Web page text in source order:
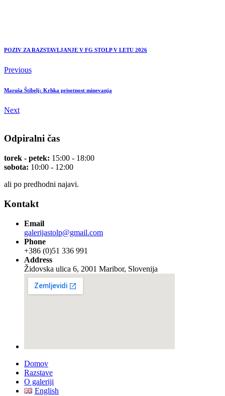
POZIV ZA RAZSTAVLJANJE V FG STOLP V LETU 2026
Previous
Maruša Štibelj: Krhka prisotnost minevanja
Next
Odpiralni čas
torek - petek: 15:00 - 18:00
sobota: 10:00 - 12:00
ali po predhodni najavi.
Kontakt
Email
galerijastolp@gmail.com
Phone
+386 (0)51 336 991
Address
Židovska ulica 6, 2001 Maribor, Slovenija
Domov
Razstave
O galeriji
English